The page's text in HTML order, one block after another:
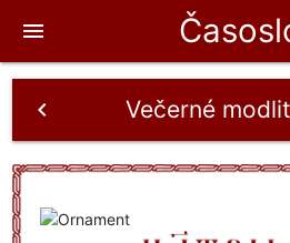
menu
Večerné
chevron_left